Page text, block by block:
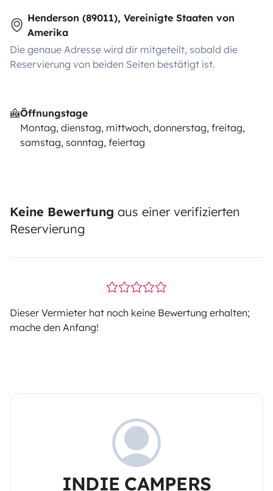
Henderson (89011), Vereinigte Staaten von
Amerika
Die genaue Adresse wird dir mitgeteilt, sobald die
Reservierung von beiden Seiten bestätigt ist.
Öffnungstage
Montag, dienstag, mittwoch, donnerstag, freitag,
samstag, sonntag, feiertag
Keine Bewertung aus einer verifizierten
Reservierung
Dieser Vermieter hat noch keine Bewertung erhalten;
mache den Anfang!
INDIE CAMPERS